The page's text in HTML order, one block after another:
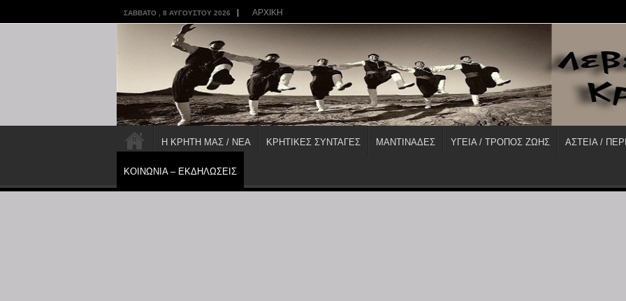
ΣΆΒΒΑΤΟ , 8 ΑΥΓΟΎΣΤΟΥ 2026 ΑΡΧΙΚΗ
Η ΚΡΗΤΗ ΜΑΣ / ΝΕΑ ΚΡΗΤΙΚΕΣ ΣΥΝΤΑΓΕΣ ΜΑΝΤΙΝΑΔΕΣ ΥΓΕΙΑ / ΤΡΟΠΟΣ ΖΩΗΣ ΑΣΤΕΙΑ /
ΚΟΙΝΩΝΙΑ – ΕΚΔΗΛΩΣΕΙΣ